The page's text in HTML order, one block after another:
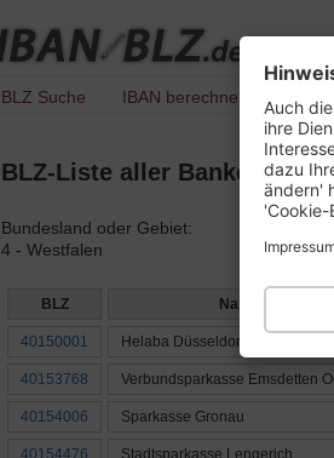
BLZ Suche IBAN berechnen IBAN
BLZ-Liste aller Banken mit
Bundesland oder Gebiet:
4 - Westfalen
BLZ Name der Bank
40150001 Helaba Düsseldorf Gf
40153768 Verbundsparkasse Emsdetten
40154006 Sparkasse Gronau
40154476 Stadtsparkasse Lengerich
Auch
ihre
dazu
ändern'
'Cookie-